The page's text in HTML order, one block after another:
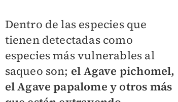
Dentro de las especies que
tienen detectadas como
especies más vulnerables al
saqueo son; el Agave pichomel,
el Agave papalome y otros más